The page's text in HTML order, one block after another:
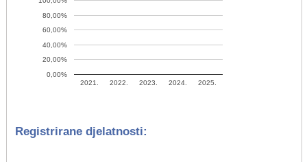
2021. 2022. 2023. 2024. 2025.
0,00%
20,00%
40,00%
60,00%
80,00%
Registrirane djelatnosti: